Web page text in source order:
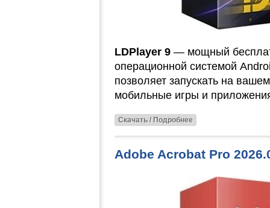
LDPlayer 9 — мощный
операционной системой
позволяет запускать на
мобильные игры и
Скачать / Подробнее
Adobe Acrobat Pro